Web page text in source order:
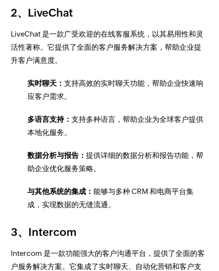
2、LiveChat
LiveChat 是一款广受欢迎的在线客服系统，以其易用性和灵
活性著称。它提供了全面的客户服务解决方案，帮助企业提
升客户满意度。
实时聊天：支持高效的实时聊天功能，帮助企业快速响
应客户需求。
多语言支持：支持多种语言，帮助企业为全球客户提供
本地化服务。
数据分析与报告：提供详细的数据分析和报告功能，帮
助企业优化服务策略。
与其他系统的集成：能够与多种 CRM 和电商平台集
成，实现数据的无缝流通。
3、Intercom
Intercom 是一款功能强大的客户沟通平台，提供了全面的客
户服务解决方案。它集成了实时聊天、自动化营销和客户支